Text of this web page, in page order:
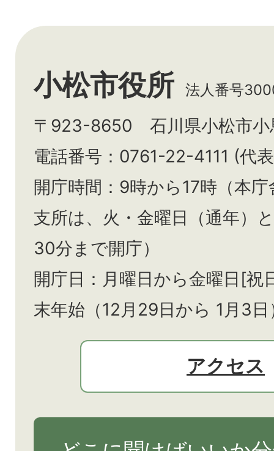
小松市役所 法人番号
〒923-8650 石川県小松市小
電話番号：0761-22-4111 (代
開庁時間：9時から17時（本
支所は、火・金曜日（通年）と
30分まで開庁）
開庁日：月曜日から金曜日[祝
末年始（12月29日から 1月3
アクセス